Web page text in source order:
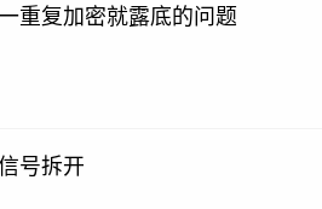
重复加密就露底的问题
号拆开